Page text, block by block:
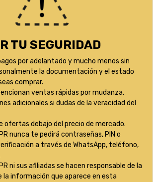
TU SEGURIDAD
por adelantado y mucho menos sin
la documentación y el estado
comprar.
ventas rápidas por mudanza.
adicionales si dudas de la veracidad del
ofertas debajo del precio de mercado.
nunca te pedirá contraseñas, PIN o
a través de WhatsApp, teléfono,
ni sus afiliadas se hacen responsable de la
la información que aparece en esta